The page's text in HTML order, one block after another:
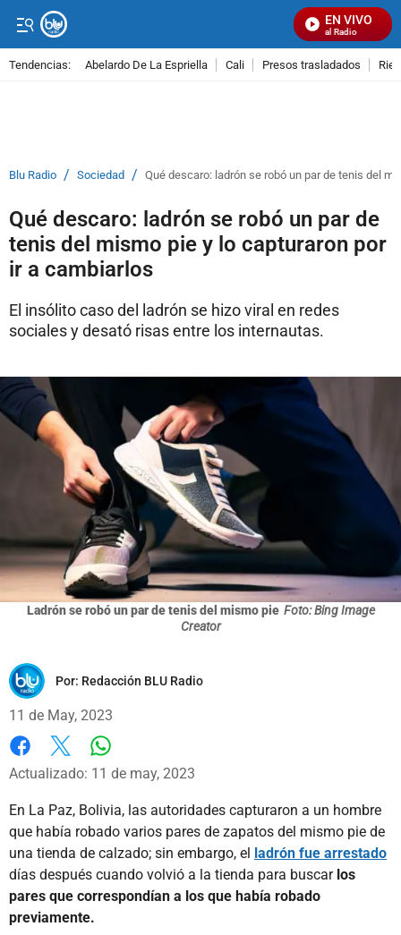
EN VIVO
Señal Visual Radio
Tendencias: Abelardo De La Espriella Cali Presos trasladados
Blu Radio / Sociedad / Qué descaro: ladrón se robó un par de tenis del
Qué descaro: ladrón se robó un par de
tenis del mismo pie y lo capturaron por
ir a cambiarlos
El insólito caso del ladrón se hizo viral en redes
sociales y desató risas entre los internautas.
Ladrón se robó un par de tenis del mismo pie Foto: Bing Image
Creator
Por: Redacción BLU Radio
11 de May, 2023
Facebook
X
Actualizado: 11 de may, 2023
En La Paz, Bolivia, las autoridades capturaron a un hombre
que había robado varios pares de zapatos del mismo pie de
una tienda de calzado; sin embargo, el ladrón fue arrestado
días después cuando volvió a la tienda para buscar los
pares que correspondían a los que había robado
previamente.